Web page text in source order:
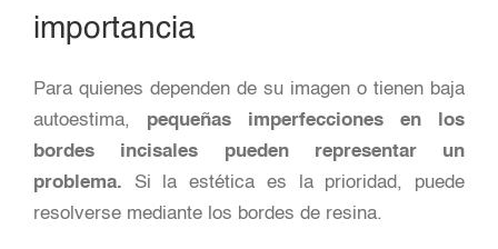
importancia
Para quienes dependen de su imagen o tienen baja
autoestima, pequeñas imperfecciones en los
bordes incisales pueden representar un
problema. Si la estética es la prioridad, puede
resolverse mediante los bordes de resina.